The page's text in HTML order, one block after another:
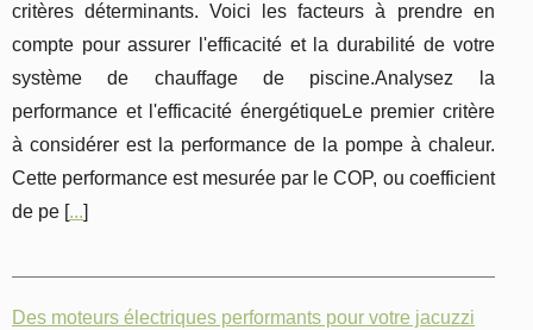
critères déterminants. Voici les facteurs à prendre en
compte pour assurer l'efficacité et la durabilité de votre
système de chauffage de piscine.Analysez la
performance et l'efficacité énergétiqueLe premier critère
à considérer est la performance de la pompe à chaleur.
Cette performance est mesurée par le COP, ou coefficient
de pe [...]
Des moteurs électriques performants pour votre jacuzzi